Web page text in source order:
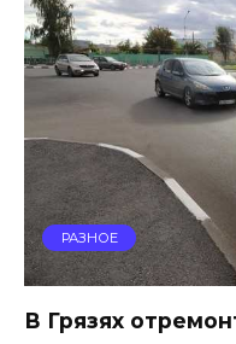
РАЗНОЕ
В Грязях